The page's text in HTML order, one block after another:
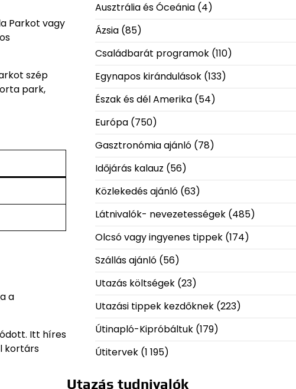
Parkot vagy
szép
park,
a
Itt híres
kortárs
Ausztrália és Óceánia(4)
Ázsia(85)
Családbarát programok(110)
Egynapos kirándulások(133)
Észak és dél Amerika(54)
Európa(750)
Gasztronómia ajánló(78)
Időjárás kalauz (56)
Közlekedés ajánló(63)
Látnivalók- nevezetességek(485)
Olcsó vagy ingyenes tippek(174)
Szállás ajánló(56)
Utazás költségek(23)
Utazási tippek kezdőknek(223)
Útinapló-Kipróbáltuk(179)
Útitervek(1 195)
Utazás tudnivalók